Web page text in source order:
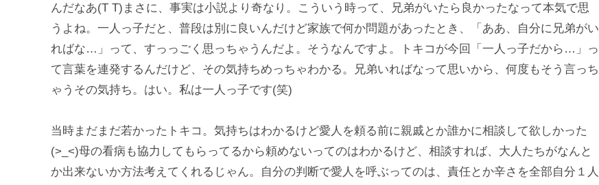
んだなあ(T T)まさに、事実は小説より奇なり。こういう時って、兄弟がいたら良かったなって本気で思
うよね。一人っ子だと、普段は別に良いんだけど家族で何か問題があったとき、「ああ、自分に兄弟がい
ればな…」って、すっっごく思っちゃうんだよ。そうなんですよ。トキコが今回「一人っ子だから…」っ
て言葉を連発するんだけど、その気持ちめっちゃわかる。兄弟いればなって思いから、何度もそう言っち
ゃうその気持ち。はい。私は一人っ子です(笑)
当時まだまだ若かったトキコ。気持ちはわかるけど愛人を頼る前に親戚とか誰かに相談して欲しかった
(>_<)母の看病も協力してもらってるから頼めないってのはわかるけど、相談すれば、大人たちがなんと
か出来ないか方法考えてくれるじゃん。自分の判断で愛人を呼ぶってのは、責任とか辛さを全部自分１人